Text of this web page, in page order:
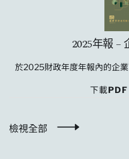
2025年報 –
於2025財政年度年報內的企
下載
檢視全部